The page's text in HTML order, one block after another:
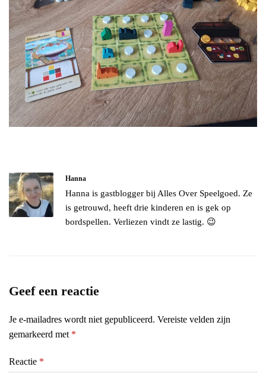
Hanna
Hanna is gastblogger bij Alles Over Speelgoed. Ze
is getrouwd, heeft drie kinderen en is gek op
bordspellen. Verliezen vindt ze lastig. 😉
Geef een reactie
Je e-mailadres wordt niet gepubliceerd. Vereiste velden zijn
gemarkeerd met *
Reactie *